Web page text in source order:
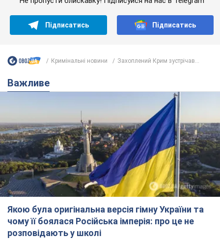
Підписатись Підписатись
Кримінальні новини Захоплений Крим зустрічав...
Важливе
Якою була оригінальна версія гімну України та
чому її боялася Російська імперія: про це не
розповідають у школі